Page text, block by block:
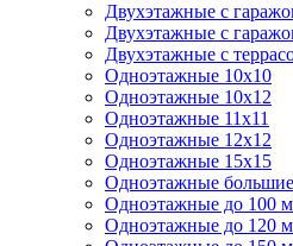
Двухэтажные с
Двухэтажные с
Двухэтажные с
Одноэтажные 10х10
Одноэтажные 10х12
Одноэтажные 11х11
Одноэтажные 12х12
Одноэтажные 15х15
Одноэтажные большие
Одноэтажные до 100
Одноэтажные до 120